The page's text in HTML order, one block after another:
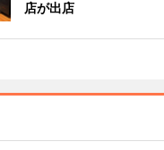
店が出店